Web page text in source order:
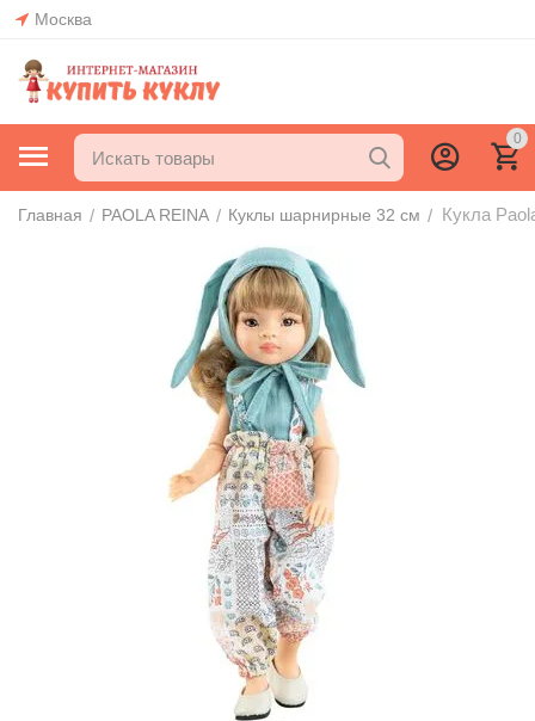
Москва
0
Главная / PAOLA REINA / Куклы шарнирные 32 см / Кукла